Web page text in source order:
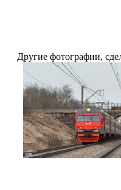
Другие фотографии,